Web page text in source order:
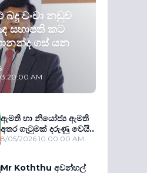
බදු වංචා නඩුව
සභාපති කට
ගස් යන
AM
ඇමති හා නියෝජ්‍ය ඇමති
අතර ගැටුමක් දරුණු වෙයි..
8/05/2026 10:00:00 AM
Mr Koththu අවන්හල්